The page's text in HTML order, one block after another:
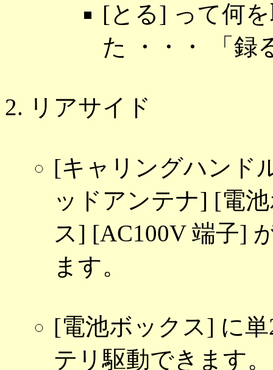
[とる] って何
た ・・・ 「録
リアサイド
[キャリングハンド
ッドアンテナ] [電
ス] [AC100V 端子]
ます。
[電池ボックス] に
テリ駆動できます。